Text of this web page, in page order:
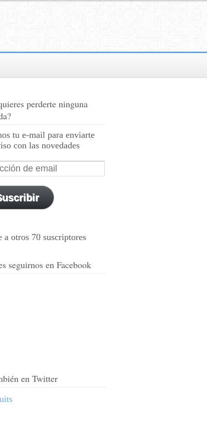
perderte ninguna
tu e-mail para enviarte
con las novedades
a otros 70 suscriptores
seguirnos en Facebook
en Twitter